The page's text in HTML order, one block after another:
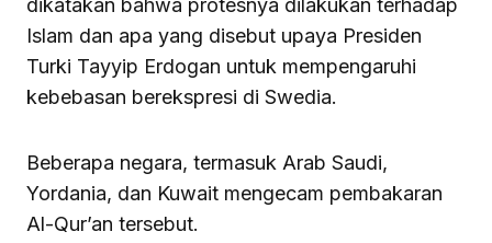
dikatakan bahwa protesnya dilakukan terhadap
Islam dan apa yang disebut upaya Presiden
Turki Tayyip Erdogan untuk mempengaruhi
kebebasan berekspresi di Swedia.
Beberapa negara, termasuk Arab Saudi,
Yordania, dan Kuwait mengecam pembakaran
Al-Qur’an tersebut.